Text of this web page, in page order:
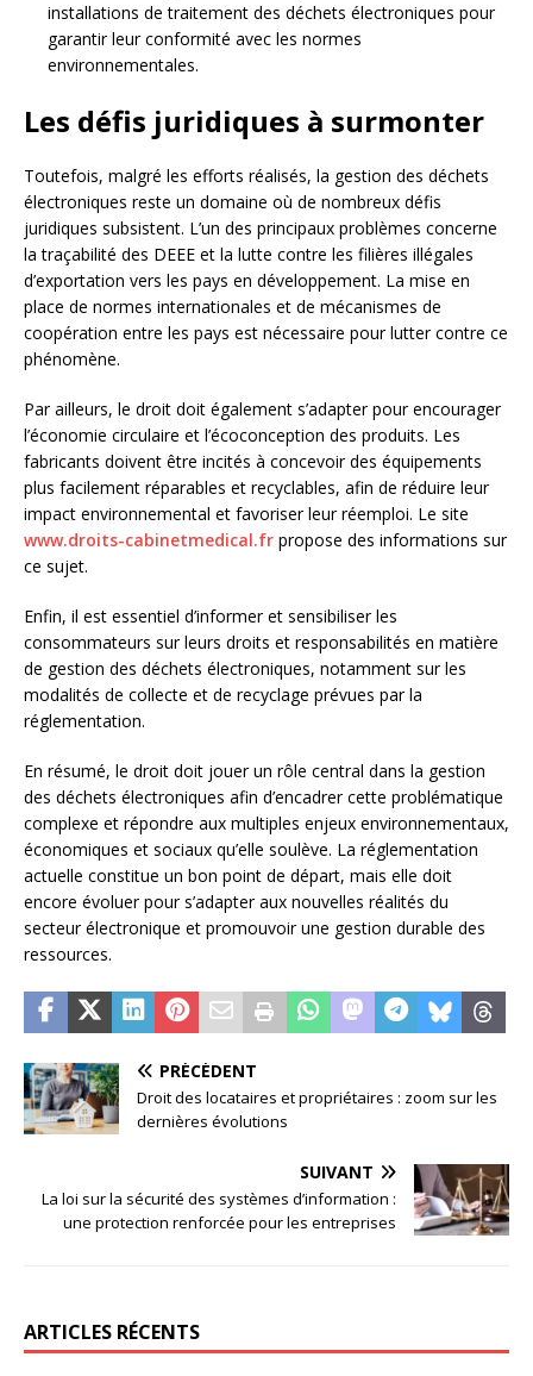
installations de traitement des déchets électroniques pour
garantir leur conformité avec les normes
environnementales.
Les défis juridiques à surmonter
Toutefois, malgré les efforts réalisés, la gestion des déchets
électroniques reste un domaine où de nombreux défis
juridiques subsistent. L’un des principaux problèmes concerne
la traçabilité des DEEE et la lutte contre les filières illégales
d’exportation vers les pays en développement. La mise en
place de normes internationales et de mécanismes de
coopération entre les pays est nécessaire pour lutter contre ce
phénomène.
Par ailleurs, le droit doit également s’adapter pour encourager
l’économie circulaire et l’écoconception des produits. Les
fabricants doivent être incités à concevoir des équipements
plus facilement réparables et recyclables, afin de réduire leur
impact environnemental et favoriser leur réemploi. Le site
www.droits-cabinetmedical.fr propose des informations sur
ce sujet.
Enfin, il est essentiel d’informer et sensibiliser les
consommateurs sur leurs droits et responsabilités en matière
de gestion des déchets électroniques, notamment sur les
modalités de collecte et de recyclage prévues par la
réglementation.
En résumé, le droit doit jouer un rôle central dans la gestion
des déchets électroniques afin d’encadrer cette problématique
complexe et répondre aux multiples enjeux environnementaux,
économiques et sociaux qu’elle soulève. La réglementation
actuelle constitue un bon point de départ, mais elle doit
encore évoluer pour s’adapter aux nouvelles réalités du
secteur électronique et promouvoir une gestion durable des
ressources.
PRÉCÉDENT
Droit des locataires et propriétaires : zoom sur les
dernières évolutions
SUIVANT
La loi sur la sécurité des systèmes d’information :
une protection renforcée pour les entreprises
ARTICLES RÉCENTS